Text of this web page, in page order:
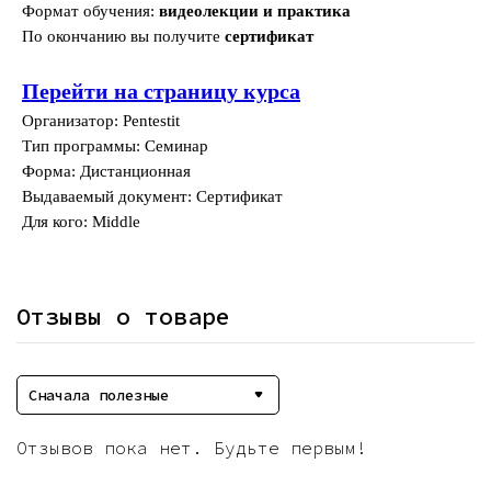
Формат обучения: видеолекции и практика
По окончанию вы получите сертификат
Перейти на страницу курса
Организатор: Pentestit
Тип программы: Семинар
Форма: Дистанционная
Выдаваемый документ: Сертификат
Для кого: Middle
Отзывы о товаре
Сначала полезные
Отзывов пока нет. Будьте первым!